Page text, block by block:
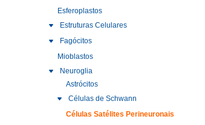
Esferoplastos
Estruturas Celulares
Fagócitos
Mioblastos
Neuroglia
Astrócitos
Células de Schwann
Células Satélites Perineuronais